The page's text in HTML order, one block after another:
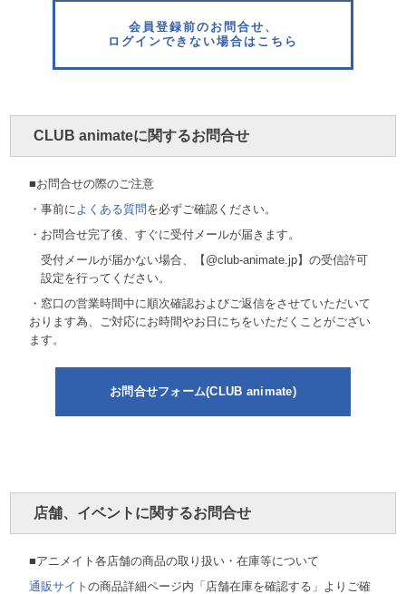
会員登録前のお問合せ、
ログインできない場合はこちら
CLUB animateに関するお問合せ
■お問合せの際のご注意
・事前に よくある質問を必ずご確認ください。
・お問合せ完了後、すぐに受付メールが届きます。
受付メールが届かない場合、【@club-animate.jp】の受信許可
設定を行ってください。
・窓口の営業時間中に順次確認およびご返信をさせていただいて
おります為、ご対応にお時間やお日にちをいただくことがござい
ます。
お問合せフォーム(CLUB animate)
店舗、イベントに関するお問合せ
■アニメイト各店舗の商品の取り扱い・在庫等について
通販サイトの商品詳細ページ内「店舗在庫を確認する」よりご確